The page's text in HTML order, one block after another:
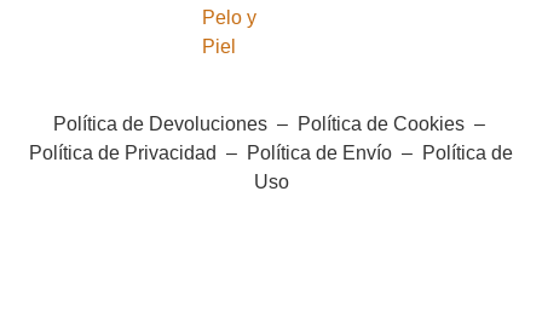
Pelo y
Piel
Política de Devoluciones– Política de Cookies–
Política de Privacidad – Política de Envío – Política de
Uso